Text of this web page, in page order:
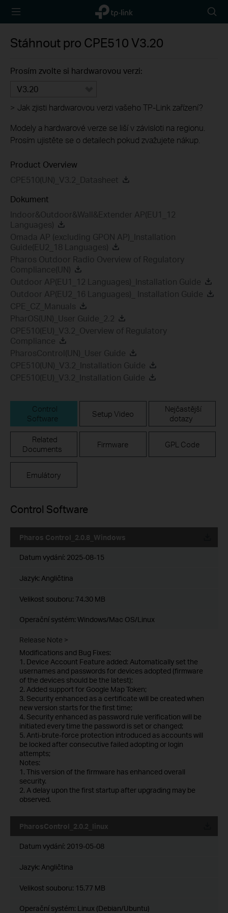
TP-Link,
Reliably
icon
Stáhnout pro CPE510 V3.20
Prosím zvolte si hardwarovou verzi:
V3.20
> Jak zjisti hardwarovou verzi vašeho TP-Link zařízení?
Modely a hardwarové verze se liší v závisloti na regionu.
Prosím ujistěte se o detailech pokud zvažujete nákup.
Product Overview
CPE510(UN)_V3.2_Datasheet
Dokument
Indoor&Outdoor&Wall&Extender AP(EU1_12
Languages)
Omada AP (excluding GPON AP)_Installation
Guide(EU2_18 Languages)
Pharos Outdoor Radio Overview of Regulatory
Compliance(UN)
Outdoor AP(EU1_12 Languages)_Installation Guide
Outdoor AP(EU2_16 Languages)_ Installation Guide
CPE_CZ_Manuals
PharOS(UN)_User Guide_2.2
CPE510(EU)_V3.2_Overview of Regulatory
Compliance
PharosControl(UN)_User Guide
CPE510(UN)_V3.2_Installation Guide
CPE510(EU)_V3.2_Installation Guide
Control
Software
Setup Video
Nejčastější
dotazy
Related
Documents
Firmware GPL Code
Emulátory
Control Software
Pharos Control_2.0.8_Windows
Datum vydání: 2025-08-15
Jazyk: Angličtina
Velikost souboru: 74.30 MB
Operační systém: Windows/Mac OS/Linux
Release Note >
Modifications and Bug Fixes:
1. Device Account Feature added: Automatically set the
usernames and passwords for devices adopted (firmware
of the devices should be the latest);
2. Added support for Google Map Token;
3. Security enhanced as a certificate will be created when
new version starts for the first time;
4. Security enhanced as password rule verification will be
initiated every time the password is set or changed;
5. Anti-brute-force protection introduced as accounts will
be locked after consecutive failed adopting or login
attempts;
Notes:
1. This version of the firmware has enhanced overall
security.
2. A delay upon the first startup after upgrading may be
observed.
PharosControl_2.0.2_linux
Datum vydání: 2019-05-08
Jazyk: Angličtina
Velikost souboru: 15.77 MB
Operační systém: Linux (Debian/Ubuntu)